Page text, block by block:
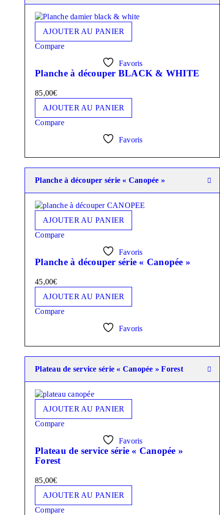
AJOUTER AU PANIER
Compare
Favoris
Planche à découper BLACK & WHITE
85,00€
AJOUTER AU PANIER
Compare
Favoris
Planche à découper série « Canopée »
AJOUTER AU PANIER
Compare
Favoris
Planche à découper série « Canopée »
45,00€
AJOUTER AU PANIER
Compare
Favoris
Plateau de service série « Canopée » Forest
AJOUTER AU PANIER
Compare
Favoris
Plateau de service série « Canopée »
Forest
85,00€
AJOUTER AU PANIER
Compare